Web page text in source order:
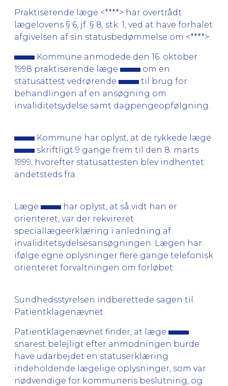
Praktiserende læge <****> har overtrådt
lægelovens § 6, jf. § 8, stk. 1, ved at have forhalet
afgivelsen af sin statusbedømmelse om <****>.
Kommune anmodede den 16. oktober
1998 praktiserende læge
om en
statusattest vedrørende
til brug for
behandlingen af en ansøgning om
invaliditetsydelse samt dagpengeopfølgning.
Kommune har oplyst, at de rykkede læge
skriftligt 9 gange frem til den 8. marts
1999, hvorefter statusattesten blev indhentet
andetsteds fra.
Læge
har oplyst, at så vidt han er
orienteret, var der rekvireret
speciallægeerklæring i anledning af
invaliditetsydelsesansøgningen. Lægen har
ifølge egne oplysninger flere gange telefonisk
orienteret forvaltningen om forløbet.
Sundhedsstyrelsen indberettede sagen til
Patientklagenævnet.
Patientklagenævnet finder, at læge
snarest belejligt efter anmodningen burde
have udarbejdet en statuserklæring
indeholdende lægelige oplysninger, som var
nødvendige for kommunens beslutning, og